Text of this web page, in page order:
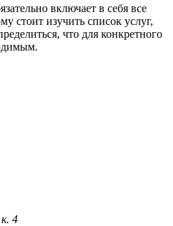
включает в себя все
стоит изучить список услуг,
что для конкретного
4